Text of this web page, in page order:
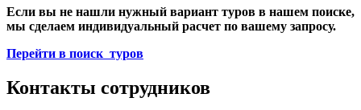
Если вы не нашли нужный вариант туров в нашем поиске,
мы сделаем индивидуальный расчет по вашему запросу.
Перейти в поиск туров
Контакты сотрудников